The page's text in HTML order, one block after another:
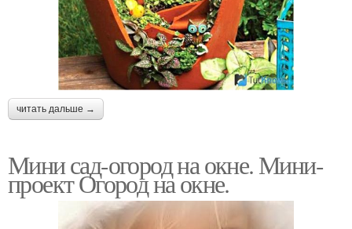
читать дальше →
Мини сад-огород на окне. Мини-
проект Огород на окне.